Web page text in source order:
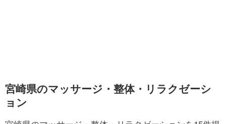
宮崎県のマッサージ・整体・リラクゼーシ
ョン